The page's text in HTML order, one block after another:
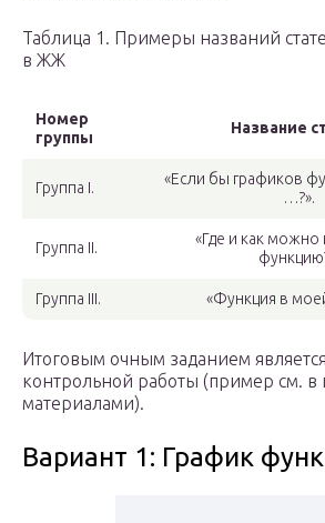
Таблица 1. Примеры названий
в ЖЖ
Номер
группы
Название
Группа I.
«Если бы графиков
…?».
Группа II.
«Где и как можно
Группа III. «Функция в
Итоговым очным заданием
контрольной работы (пример см. в
материалами).
Вариант 1: График